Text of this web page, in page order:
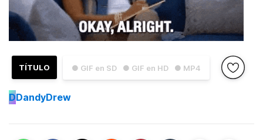
● GIF en SD ● GIF en HD ● MP4
TÍTULO
DDandyDrew